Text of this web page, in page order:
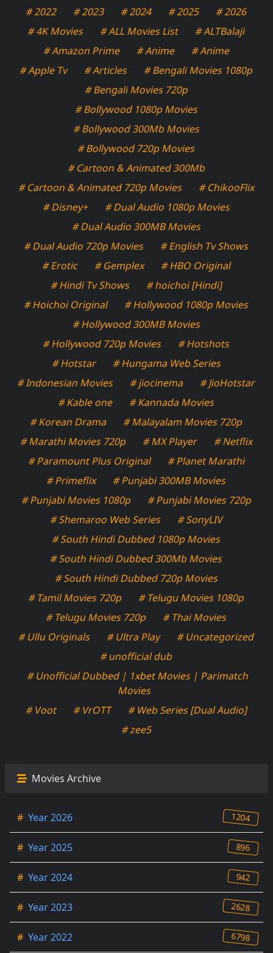
# 2022
# 2023 # 2024 # 2025
# 2026
# 4K Movies
# ALL Movies List
# ALTBalaji
# Amazon Prime
# Anime
# Anime
# Apple Tv
# Articles
# Bengali Movies 1080p
# Bengali Movies 720p
# Bollywood 1080p Movies
# Bollywood 300Mb Movies
# Bollywood 720p Movies
# Cartoon & Animated 300Mb
# Cartoon & Animated 720p Movies
# ChikooFlix
# Disney+
# Dual Audio 1080p Movies
# Dual Audio 300MB Movies
# Dual Audio 720p Movies
# English Tv Shows
# Erotic
# Gemplex
# HBO Original
# Hindi Tv Shows
# hoichoi [Hindi]
# Hoichoi Original
# Hollywood 1080p Movies
# Hollywood 300MB Movies
# Hollywood 720p Movies
# Hotshots
# Hotstar
# Hungama Web Series
# Indonesian Movies
# jiocinema
# JioHotstar
# Kable one
# Kannada Movies
# Korean Drama
# Malayalam Movies 720p
# Marathi Movies 720p
# MX Player
# Netflix
# Paramount Plus Original
# Planet Marathi
# Primeflix
# Punjabi 300MB Movies
# Punjabi Movies 1080p
# Punjabi Movies 720p
# Shemaroo Web Series
# SonyLIV
# South Hindi Dubbed 1080p Movies
# South Hindi Dubbed 300Mb Movies
# South Hindi Dubbed 720p Movies
# Tamil Movies 720p
# Telugu Movies 1080p
# Telugu Movies 720p
# Thai Movies
# Ullu Originals
# Ultra Play
# Uncategorized
# unofficial dub
# Unofficial Dubbed | 1xbet Movies | Parimatch
Movies
# Voot
# VrOTT
# Web Series [Dual Audio]
# zee5
Movies Archive
# Year 2026 1204
# Year 2025 896
# Year 2024 942
# Year 2023 2628
# Year 2022 6798